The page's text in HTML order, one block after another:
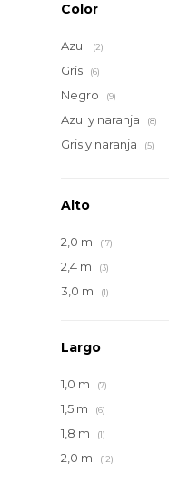
Color
Azul (2)
Gris (6)
Negro (9)
Azul y naranja (8)
Gris y naranja (5)
Alto
2,0 m (17)
2,4 m (3)
3,0 m (1)
Largo
1,0 m (7)
1,5 m (6)
1,8 m (1)
2,0 m (12)